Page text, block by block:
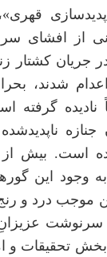
از
جریان کشتار
شدند،
نادیده گرفته
جنازه‌ ناپدیدشده
است. بیش از
به وجود این
موجب درد و
سرنوشت
بخش تحقیقات و